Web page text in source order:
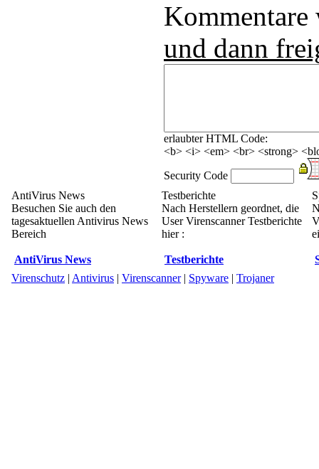
und dann
erlaubter HTML Code:
<b> <i> <em> <br> <strong>
Security Code
AntiVirus News
Besuchen Sie auch den
tagesaktuellen Antivirus News
Bereich
AntiVirus News
Testberichte
Nach Herstellern geordnet, die
User Virenscanner Testberichte
hier :
Testberichte
Virenschutz | Antivirus | Virenscanner| Spyware | Trojaner